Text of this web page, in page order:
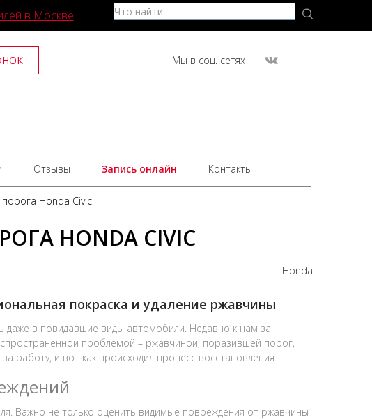
в Москве
Мы в соц. сетях
Отзывы Запись онлайн Контакты
Honda Civic
HONDA CIVIC
Honda
покраска и удаление ржавчины
даже в повидавшие виды автомобили. Недавно к нам за
проблемой – ржавчиной, поразившей порог,
работу, и вот как происходил процесс восстановления.
Важно не только оценить видимые повреждения от ржавчины